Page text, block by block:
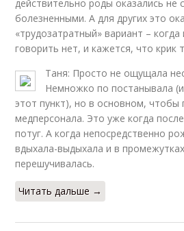
действительно роды оказались не
болезненными. А для других это
«трудозатратный» вариант – когда
говорить нет, и кажется, что крик
Таня: Просто не ощущала
Немножко по постанывала
этот пункт), но в основном, чтобы
медперсонала. Это уже когда
потуг. А когда непосредственно
вдыхала-выдыхала и в
перешучивалась.
Читать дальше →